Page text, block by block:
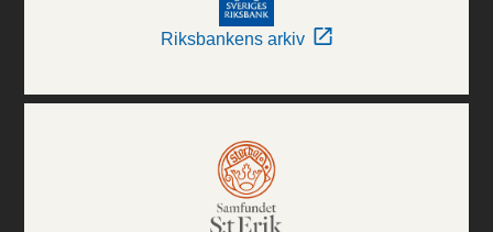
Riksbankens arkiv